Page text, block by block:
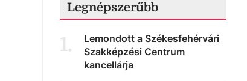
Legnépszerűbb
1.
Lemondott a Székesfehérvári
Szakképzési Centrum
kancellárja